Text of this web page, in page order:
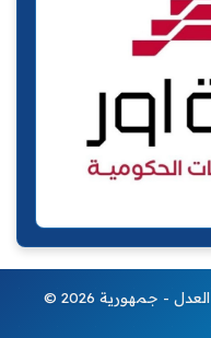
© 2026 حقوق الطبع والنشر محفوظة - وزارة العدل - جمهورية